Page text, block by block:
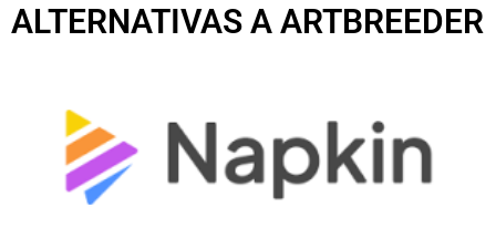
ALTERNATIVAS A ARTBREEDER